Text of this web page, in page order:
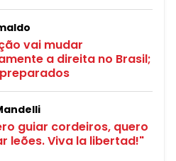
vai mudar
a direita no Brasil;
guiar cordeiros, quero
leões. Viva la libertad!"